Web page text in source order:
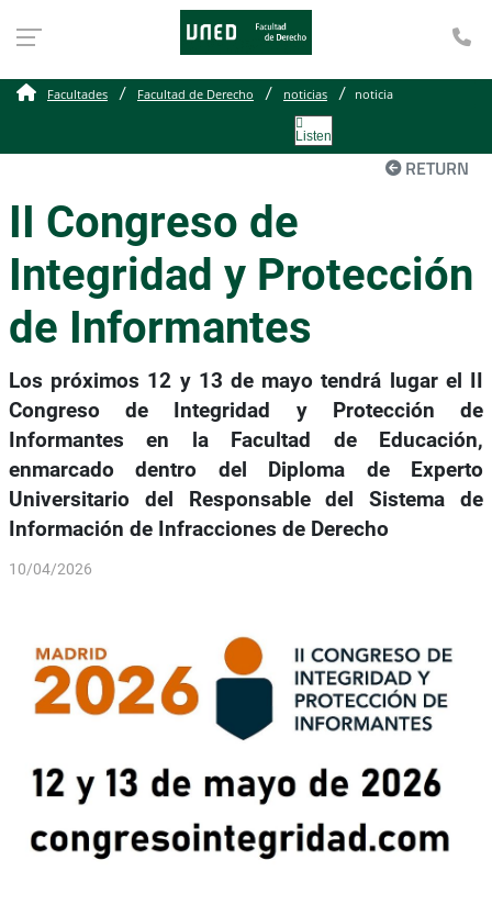
Facultades Facultad de Derecho noticias noticia
Listen
RETURN
II Congreso de
Integridad y Protección
de Informantes
Los próximos 12 y 13 de mayo tendrá lugar el II
Congreso de Integridad y Protección de
Informantes en la Facultad de Educación,
enmarcado dentro del Diploma de Experto
Universitario del Responsable del Sistema de
Información de Infracciones de Derecho
10/04/2026